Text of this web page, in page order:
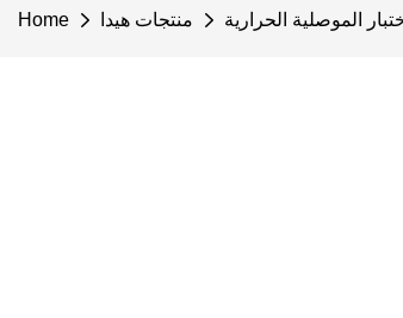
Home منتجات هيدا الموصلية الحرارية